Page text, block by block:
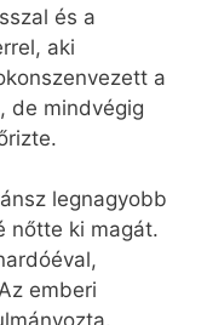
és a
aki
a
de mindvégig
legnagyobb
nőtte ki magát.
emberi